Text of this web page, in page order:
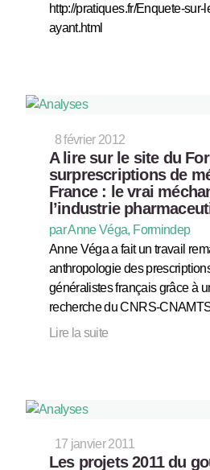
http://pratiques.fr/Enquete-sur-
ayant.html
8 février 2012
A lire sur le site du
surprescriptions de
France : le vrai
l’industrie
par Anne Véga, Formindep
Anne Véga a fait un travail
anthropologie des
généralistes français grâce à
recherche du CNRS-
Lire la suite
17 janvier 2011
Les projets 2011 du